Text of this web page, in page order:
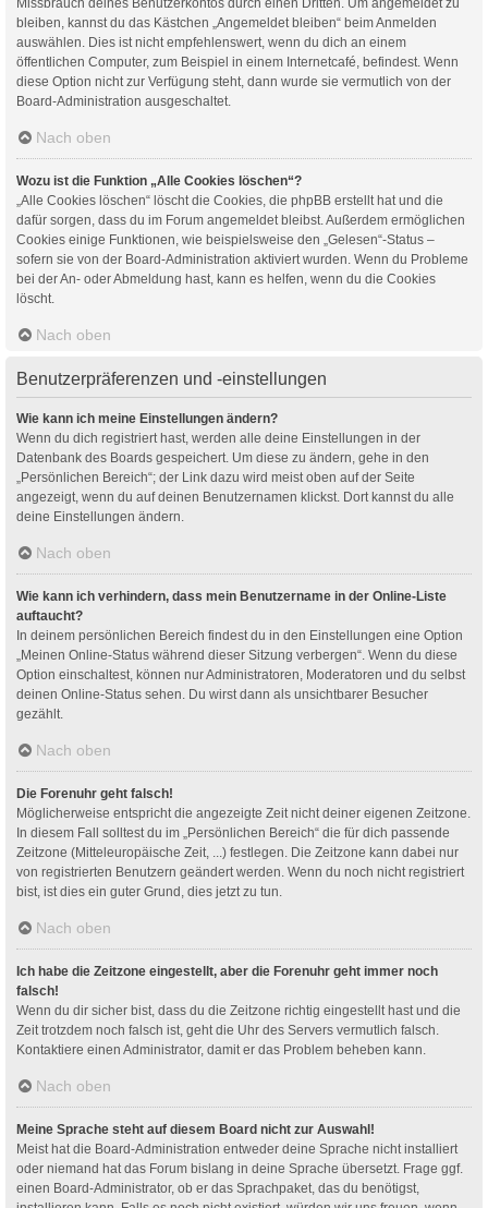
Missbrauch deines Benutzerkontos durch einen Dritten. Um angemeldet zu
bleiben, kannst du das Kästchen „Angemeldet bleiben“ beim Anmelden
auswählen. Dies ist nicht empfehlenswert, wenn du dich an einem
öffentlichen Computer, zum Beispiel in einem Internetcafé, befindest. Wenn
diese Option nicht zur Verfügung steht, dann wurde sie vermutlich von der
Board-Administration ausgeschaltet.
Nach oben
Wozu ist die Funktion „Alle Cookies löschen“?
„Alle Cookies löschen“ löscht die Cookies, die phpBB erstellt hat und die
dafür sorgen, dass du im Forum angemeldet bleibst. Außerdem ermöglichen
Cookies einige Funktionen, wie beispielsweise den „Gelesen“-Status –
sofern sie von der Board-Administration aktiviert wurden. Wenn du Probleme
bei der An- oder Abmeldung hast, kann es helfen, wenn du die Cookies
löscht.
Nach oben
Benutzerpräferenzen und -einstellungen
Wie kann ich meine Einstellungen ändern?
Wenn du dich registriert hast, werden alle deine Einstellungen in der
Datenbank des Boards gespeichert. Um diese zu ändern, gehe in den
„Persönlichen Bereich“; der Link dazu wird meist oben auf der Seite
angezeigt, wenn du auf deinen Benutzernamen klickst. Dort kannst du alle
deine Einstellungen ändern.
Nach oben
Wie kann ich verhindern, dass mein Benutzername in der Online-Liste
auftaucht?
In deinem persönlichen Bereich findest du in den Einstellungen eine Option
„Meinen Online-Status während dieser Sitzung verbergen“. Wenn du diese
Option einschaltest, können nur Administratoren, Moderatoren und du selbst
deinen Online-Status sehen. Du wirst dann als unsichtbarer Besucher
gezählt.
Nach oben
Die Forenuhr geht falsch!
Möglicherweise entspricht die angezeigte Zeit nicht deiner eigenen Zeitzone.
In diesem Fall solltest du im „Persönlichen Bereich“ die für dich passende
Zeitzone (Mitteleuropäische Zeit, ...) festlegen. Die Zeitzone kann dabei nur
von registrierten Benutzern geändert werden. Wenn du noch nicht registriert
bist, ist dies ein guter Grund, dies jetzt zu tun.
Nach oben
Ich habe die Zeitzone eingestellt, aber die Forenuhr geht immer noch
falsch!
Wenn du dir sicher bist, dass du die Zeitzone richtig eingestellt hast und die
Zeit trotzdem noch falsch ist, geht die Uhr des Servers vermutlich falsch.
Kontaktiere einen Administrator, damit er das Problem beheben kann.
Nach oben
Meine Sprache steht auf diesem Board nicht zur Auswahl!
Meist hat die Board-Administration entweder deine Sprache nicht installiert
oder niemand hat das Forum bislang in deine Sprache übersetzt. Frage ggf.
einen Board-Administrator, ob er das Sprachpaket, das du benötigst,